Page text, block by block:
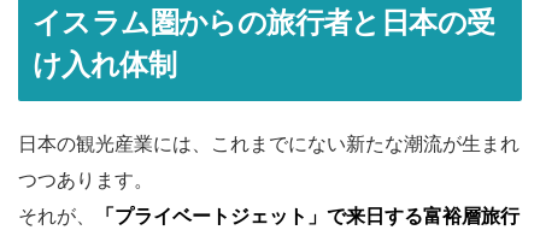
イスラム圏からの旅行者と日本の受
け入れ体制
日本の観光産業には、これまでにない新たな潮流が生まれ
つつあります。
それが、
「プライベートジェット」で来日する富裕層旅行